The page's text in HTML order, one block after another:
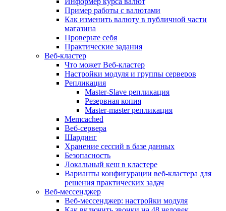
Пример работы с валютами
Как изменить валюту в публичной части
магазина
Проверьте себя
Практические задания
Веб-кластер
Что может Веб-кластер
Настройки модуля и группы серверов
Репликация
Master-Slave репликация
Резервная копия
Master-master репликация
Memcached
Веб-сервера
Шардинг
Хранение сессий в базе данных
Безопасность
Локальный кеш в кластере
Варианты конфигурации веб-кластера для
решения практических задач
Веб-мессенджер
Веб-мессенджер: настройки модуля